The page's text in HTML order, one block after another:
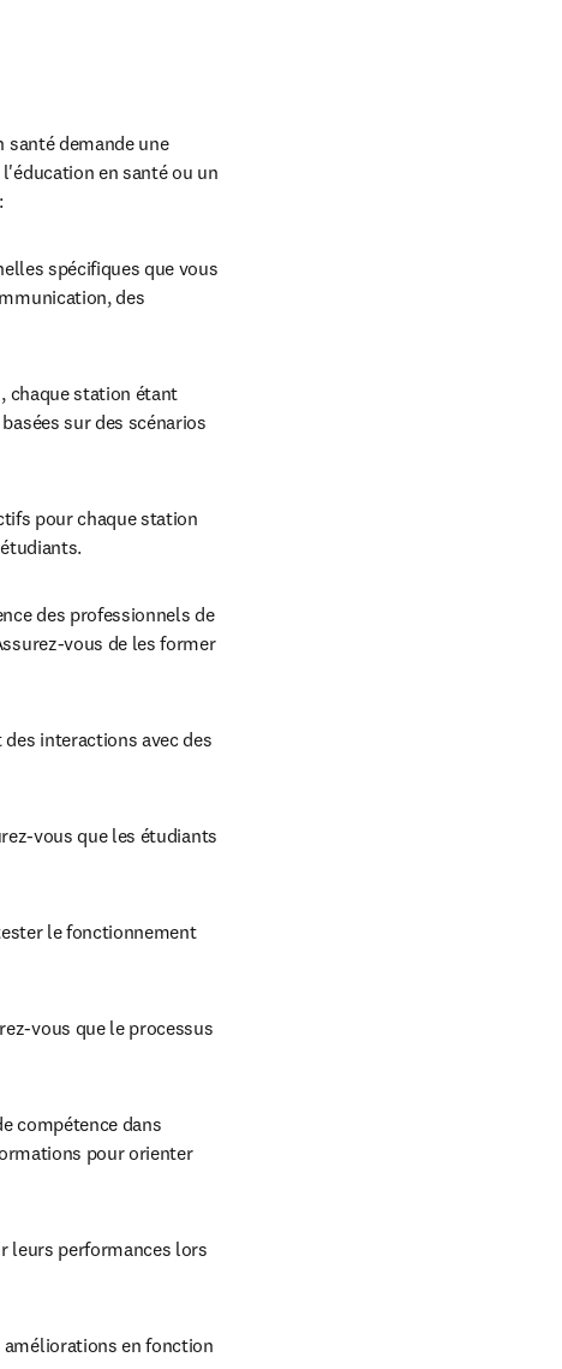
santé demande une
en santé ou un
spécifiques que vous
des
chaque station étant
sur des scénarios
pour chaque station
des professionnels de
vous de les former
interactions avec des
vous que les étudiants
le fonctionnement
vous que le processus
compétence dans
pour orienter
leurs performances lors
améliorations en fonction